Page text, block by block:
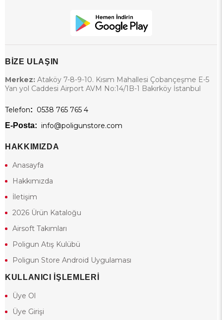
BİZE ULAŞIN
Merkez: Ataköy 7-8-9-10. Kısım Mahallesi Çobançeşme E-5
Yan yol Caddesi Airport AVM No:14/1B-1 Bakırköy İstanbul
Telefon: 0538 765 765 4
E-Posta: info@poligunstore.com
HAKKIMIZDA
Anasayfa
Hakkımızda
İletişim
2026 Ürün Kataloğu
Airsoft Takımları
Poligun Atış Kulübü
Poligun Store Android Uygulaması
KULLANICI İŞLEMLERİ
Üye Ol
Üye Girişi